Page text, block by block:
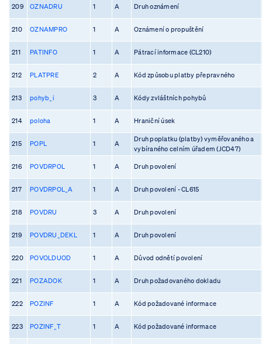
209 OZNADRU 1 A Druh oznámení
210 OZNAMPRO 1 A Oznámení o propuštění
211 PATINFO 1 A Pátrací informace (CL210)
212 PLATPRE 2 A Kód způsobu platby přepravného
213 pohyb_i 3 A Kódy zvláštních pohybů
214 poloha 1 A Hraniční úsek
215 POPL 1 A
Druh poplatku (platby) vyměřovaného a
vybíraného celním úřadem (JCD47)
216 POVDRPOL 1 A Druh povolení
217 POVDRPOL_A 1 A Druh povolení - CL615
218 POVDRU 3 A Druh povolení
219 POVDRU_DEKL 1 A Druh povolení
220 POVOLDUOD 1 A Důvod odnětí povolení
221 POZADOK 1 A Druh požadovaného dokladu
222 POZINF 1 A Kód požadované informace
223 POZINF_T 1 A Kód požadované informace